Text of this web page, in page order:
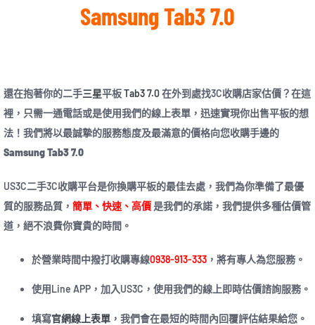
iPhone 回收價
MSI 舊換新
最新資訊
聯絡我們
Samsung Tab3 7.0
還在抱著你的二手三星平板Tab3 7.0在外到處找3C收購店家估價？在這
裡，只需一通電話或是使用我們的線上表單，迅速實現你出售平板的想
法！我們將以最誠摯的服務態度及最滿意的價格向您收購手邊的
Samsung Tab3 7.0
US3C二手3C收購平台是你換購平板的最佳去處，我們為你準備了最優
質的服務品質， 簡單、快速、高價是我們的承諾，我們提供多種估價管
道，絕不浪費你寶貴的時間。
於營業時間中撥打收購專線0938-913-333 ，將有專人為您服務。
使用Line APP，加入US3C，使用我們的線上即時估價諮詢服務。
填寫官網線上表單 ，我們會在最短的時間內回覆評估結果給您。